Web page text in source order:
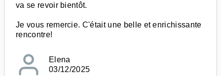
va se revoir bientôt.
Je vous remercie. C'était une belle et enrichissante
rencontre!
Elena
03/12/2025